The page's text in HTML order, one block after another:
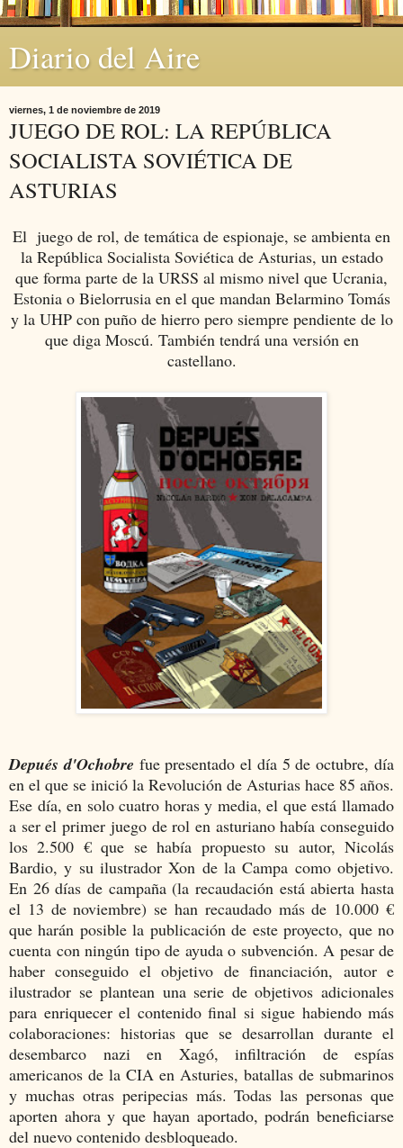
Diario del Aire
viernes, 1 de noviembre de 2019
JUEGO DE ROL: LA REPÚBLICA
SOCIALISTA SOVIÉTICA DE
ASTURIAS
El juego de rol, de temática de espionaje, se ambienta en
la República Socialista Soviética de Asturias, un estado
que forma parte de la URSS al mismo nivel que Ucrania,
Estonia o Bielorrusia en el que mandan Belarmino Tomás
y la UHP con puño de hierro pero siempre pendiente de lo
que diga Moscú. También tendrá una versión en
castellano.
Depués d'Ochobre fue presentado el día 5 de octubre, día
en el que se inició la Revolución de Asturias hace 85 años.
Ese día, en solo cuatro horas y media, el que está llamado
a ser el primer juego de rol en asturiano había conseguido
los 2.500 € que se había propuesto su autor, Nicolás
Bardio, y su ilustrador Xon de la Campa como objetivo.
En 26 días de campaña (la recaudación está abierta hasta
el 13 de noviembre) se han recaudado más de 10.000 €
que harán posible la publicación de este proyecto, que no
cuenta con ningún tipo de ayuda o subvención. A pesar de
haber conseguido el objetivo de financiación, autor e
ilustrador se plantean una serie de objetivos adicionales
para enriquecer el contenido final si sigue habiendo más
colaboraciones: historias que se desarrollan durante el
desembarco nazi en Xagó, infiltración de espías
americanos de la CIA en Asturies, batallas de submarinos
y muchas otras peripecias más. Todas las personas que
aporten ahora y que hayan aportado, podrán beneficiarse
del nuevo contenido desbloqueado.